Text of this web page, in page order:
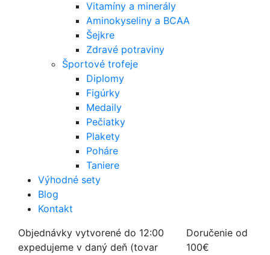
Vitamíny a minerály
Aminokyseliny a BCAA
Šejkre
Zdravé potraviny
Športové trofeje
Diplomy
Figúrky
Medaily
Pečiatky
Plakety
Poháre
Taniere
Výhodné sety
Blog
Kontakt
Objednávky vytvorené do 12:00
expedujeme v daný deň (tovar
Doručenie od
100€